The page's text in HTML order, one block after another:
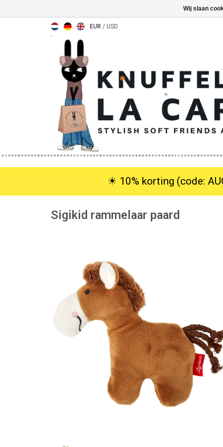
EUR / USD
☀︎ 10% korting (code:
Sigikid rammelaar paard
Wij slaan